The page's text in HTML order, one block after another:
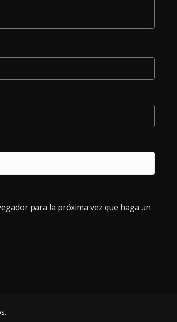
para la próxima vez que haga un